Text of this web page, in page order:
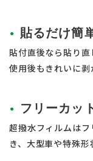
貼るだけ簡
貼付直後なら貼り直
使用後もきれいに剥
フリーカッ
超撥水フィルムは
き、大型車や特殊形